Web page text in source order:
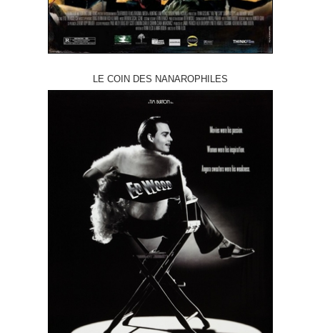
LE COIN DES NANAROPHILES